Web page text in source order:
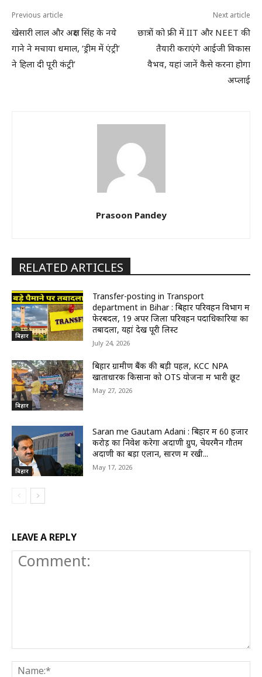
Previous article
खेसारी लाल और अक्षरा सिंह के नये
गाने ने मचाया धमाल, ‘ड्रीम में एंट्री’
ने हिला दी पूरी कंट्री’
Next article
छात्रों को फ्री में IIT और NEET की
तैयारी कराएंगे आईजी विकास
वैभव, यहां जानें कैसे करना होगा
अप्लाई
Prasoon Pandey
RELATED ARTICLES
बिहार
Transfer-posting in Transport
department in Bihar : बिहार परिवहन विभाग में
फेरबदल, 19 अपर जिला परिवहन पदाधिकारियों का
तबादला, यहां देखें पूरी लिस्ट
July 24, 2026
बिहार
बिहार ग्रामीण बैंक की बड़ी पहल, KCC NPA
खाताधारक किसानों को OTS योजना में भारी छूट
May 27, 2026
बिहार
Saran me Gautam Adani : बिहार में 60 हजार
करोड़ का निवेश करेगा अदाणी ग्रुप, चेयरमैन गौतम
अदाणी का बड़ा एलान, सारण में रखी...
May 17, 2026
LEAVE A REPLY
Comment: